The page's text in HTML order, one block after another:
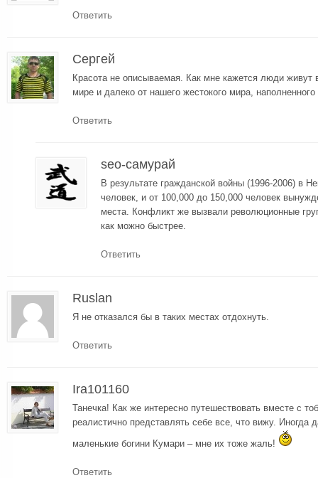
Ответить
Сергей
Красота не описываемая. Как мне кажется люди живут
мире и далеко от нашего жестокого мира,
Ответить
seo-самурай
В результате гражданской войны (1996-2006) в
человек, и от 100,000 до 150,000 человек
места. Конфликт же вызвали революционные
как можно быстрее.
Ответить
Ruslan
Я не отказался бы в таких местах отдохнуть.
Ответить
Ira101160
Танечка! Как же интересно путешествовать вместе с
реалистично представлять себе все, что вижу.
маленькие богини Кумари – мне их тоже жаль!
Ответить